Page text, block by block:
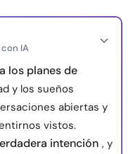
IA
los planes de
y los sueños
abiertas y
vistos.
intención , y